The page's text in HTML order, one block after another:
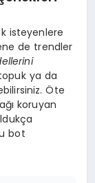
isteyenlere
de trendler
ya da
Öte
koruyan
bot